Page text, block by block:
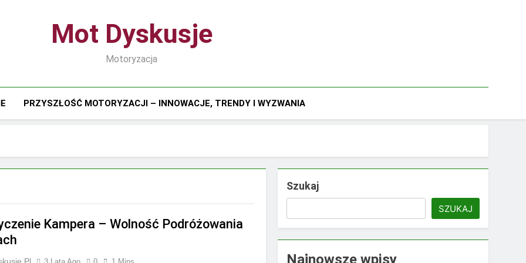
Mot Dyskusje
Motoryzacja
PRZYSZŁOŚĆ MOTORYZACJI – INNOWACJE, TRENDY I WYZWANIA
Kampera – Wolność Podróżowania
Szukaj
SZUKAJ
Najnowsze wpisy